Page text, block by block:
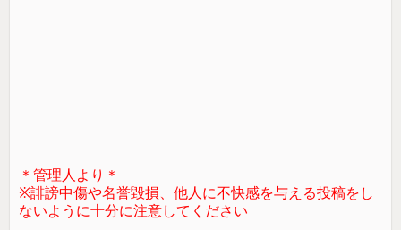
＊管理人より＊
※誹謗中傷や名誉毀損、他人に不快感を与える投稿をし
ないように十分に注意してください